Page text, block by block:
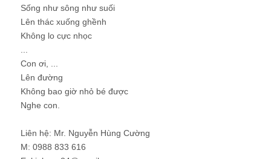
Sống như sông như suối
Lên thác xuống ghềnh
Không lo cực nhọc
Con ơi, ...
Lên đường
Không bao giờ nhỏ bé được
Nghe con.
Liên hệ: Mr. Nguyễn Hùng Cường
M: 0988 833 616